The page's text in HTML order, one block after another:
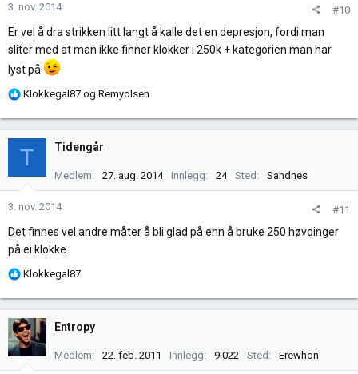
e
r
:
3. nov. 2014 #10
Er vel å dra strikken litt langt å kalle det en depresjon, fordi man
sliter med at man ikke finner klokker i 250k + kategorien man har
lyst på
R
k
n
r
:
Klokkegal87 og Remyolsen
T Tidengår
Medlem 27. aug. 2014 Innlegg 24 Sted Sandnes
3. nov. 2014 #11
Det finnes vel andre måter å bli glad på enn å bruke 250 høvdinger
på ei klokke.
R
k
s
Klokkegal87
Entropy
Medlem 22. feb. 2011 Innlegg 9.022 Sted Erewhon